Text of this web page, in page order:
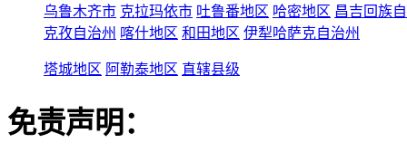
乌鲁木齐市 克拉玛依市 吐鲁番地区 哈密地区 昌吉回族
克孜自治州 喀什地区 和田地区 伊犁哈萨克自治州
塔城地区 阿勒泰地区 直辖县级
免责声明：